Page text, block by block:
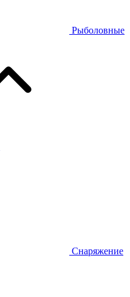
Рыболовные
Снаряжение